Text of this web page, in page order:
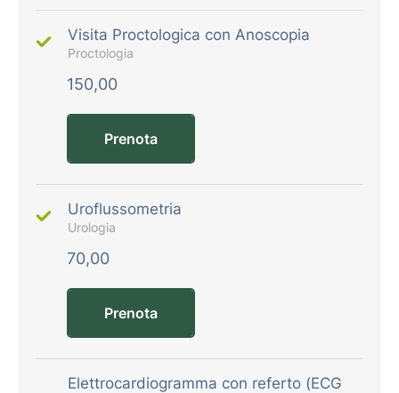
Visita Proctologica con Anoscopia
Proctologia
150,00
Prenota
Uroflussometria
Urologia
70,00
Prenota
Elettrocardiogramma con referto (ECG